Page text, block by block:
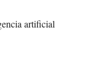
artificial